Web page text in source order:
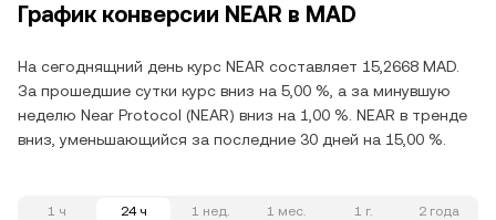
График конверсии NEAR в MAD
На сегоднящний день курс NEAR составляет 15,2668 MAD.
За прошедшие сутки курс вниз на 5,00 %, а за минувшую
неделю Near Protocol (NEAR) вниз на 1,00 %. NEAR в тренде
вниз, уменьшающийся за последние 30 дней на 15,00 %.
1 ч 24 ч 1 нед. 1 мес. 1 г. 2 года